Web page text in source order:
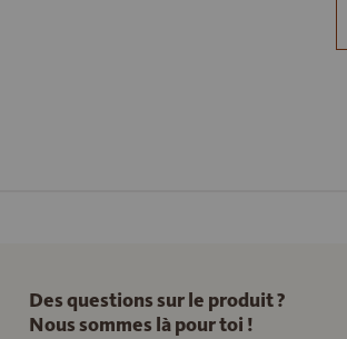
Des questions sur le produit ?
Nous sommes là pour toi !